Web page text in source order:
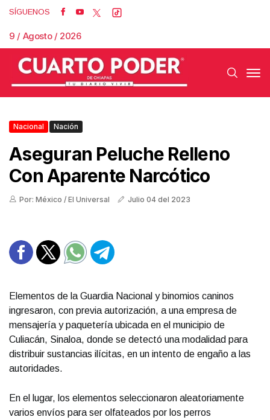
SÍGUENOS
9 / Agosto / 2026
Nacional Nación
Aseguran Peluche Relleno
Con Aparente Narcótico
Por: México / El Universal Julio 04 del 2023
Elementos de la Guardia Nacional y binomios caninos
ingresaron, con previa autorización, a una empresa de
mensajería y paquetería ubicada en el municipio de
Culiacán, Sinaloa, donde se detectó una modalidad para
distribuir sustancias ilícitas, en un intento de engaño a las
autoridades.
En el lugar, los elementos seleccionaron aleatoriamente
varios envíos para ser olfateados por los perros